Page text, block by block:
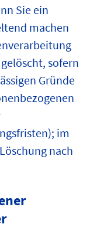
Sie ein
machen
sofern
Gründe
im
nach